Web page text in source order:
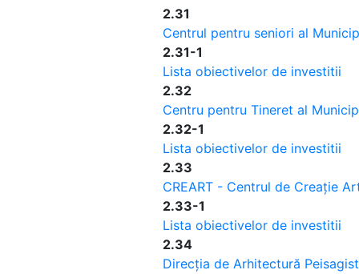
2.31
Centrul pentru seniori al
2.31-1
Lista obiectivelor de investitii
2.32
Centru pentru Tineret al
2.32-1
Lista obiectivelor de investitii
2.33
CREART - Centrul de Creație
2.33-1
Lista obiectivelor de investitii
2.34
Direcția de Arhitectură